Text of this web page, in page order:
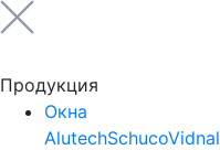
Продукция
Окна
AlutechSchucoVidnal